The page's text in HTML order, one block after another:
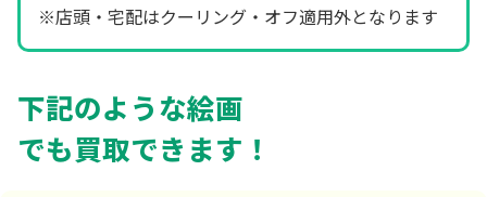
※店頭・宅配はクーリング・オフ適用外となります
下記のような絵画
でも買取できます！